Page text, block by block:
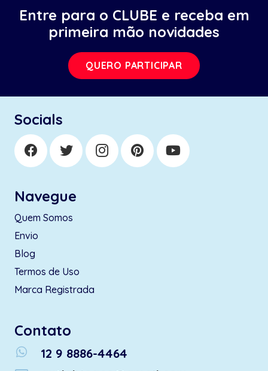
Entre para o CLUBE e receba em
primeira mão novidades
QUERO PARTICIPAR
Socials
Navegue
Quem Somos
Envio
Blog
Termos de Uso
Marca Registrada
Contato
whatsapp
12 9 8886-4464